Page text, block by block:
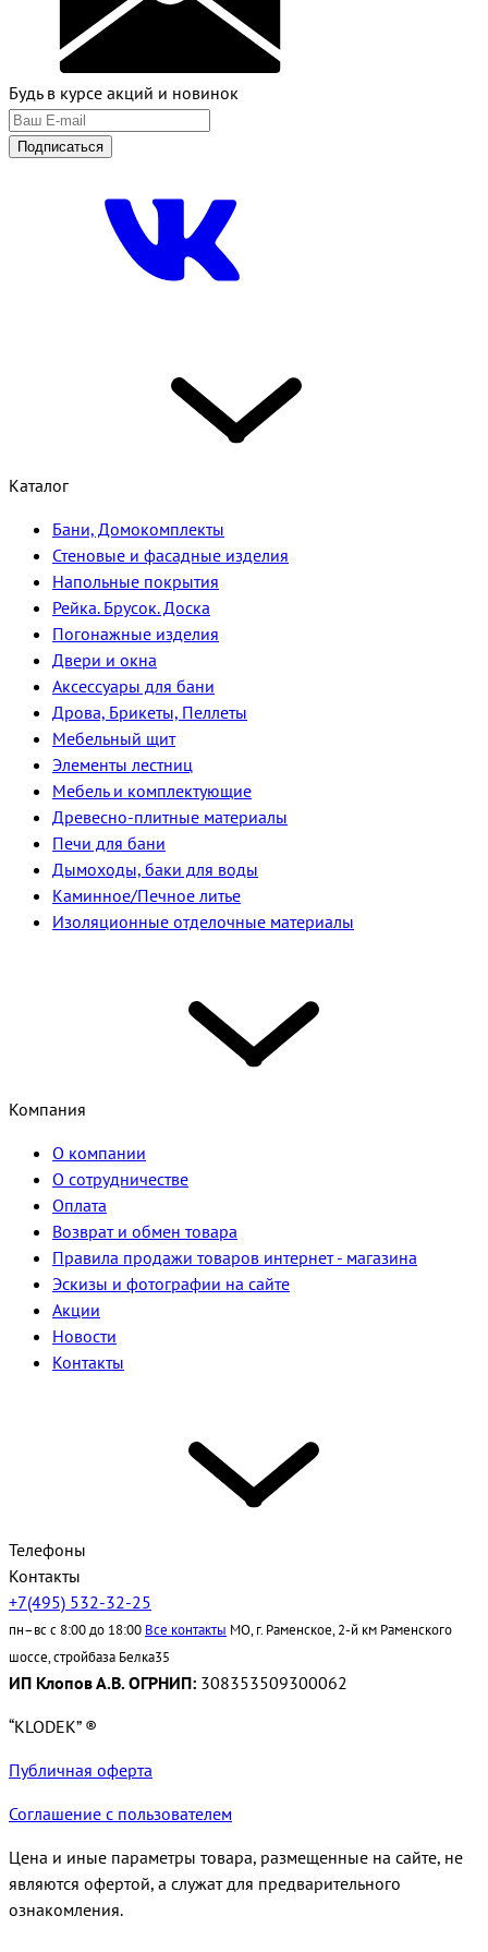
Будь в курсе акций и новинок
Подписаться
Каталог
Бани, Домокомплекты
Стеновые и фасадные изделия
Напольные покрытия
Рейка. Брусок. Доска
Погонажные изделия
Двери и окна
Аксессуары для бани
Дрова, Брикеты, Пеллеты
Мебельный щит
Элементы лестниц
Мебель и комплектующие
Древесно-плитные материалы
Печи для бани
Дымоходы, баки для воды
Каминное/Печное литье
Изоляционные отделочные материалы
Компания
О компании
О сотрудничестве
Оплата
Возврат и обмен товара
Правила продажи товаров интернет - магазина
Эскизы и фотографии на сайте
Акции
Новости
Контакты
Телефоны
Контакты
+7(495) 532-32-25
пн–вс с 8:00 до 18:00 Все контакты МО, г. Раменское, 2-й км Раменского
шоссе, стройбаза Белка35
ИП Клопов А.В. ОГРНИП: 308353509300062
“KLODEK” ®
Публичная оферта
Соглашение с пользователем
Цена и иные параметры товара, размещенные на сайте, не
являются офертой, а служат для предварительного
ознакомления.